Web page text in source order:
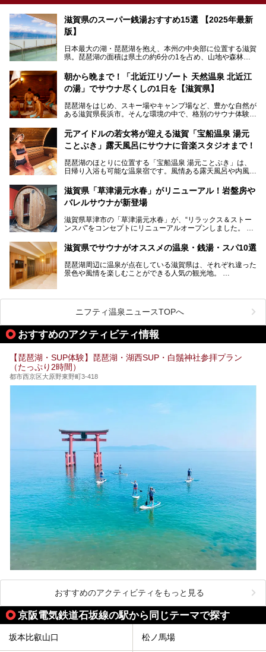
滋賀県のスーパー銭湯おすすめ15選 【2025年最新
版】
日本最大の湖・琵琶湖を抱え、本州の中央部に位置する滋賀
県。琵琶湖の面積は県土の約6分の1を占め、山地や森林部
して栄え、県内には世界遺産の比叡山延暦寺、天守が国宝に
指定されている彦根城、国の特別史跡の安土城跡など、多数
の史跡があります。
琵琶湖の雄大な景色を眺めながら入れる施設もありますよ。
朝から晩まで！「北近江リゾート 天然温泉 北近江
の湯」でサウナ尽くしの1日を【滋賀県】
琵琶湖をはじめ、スキー場やキャンプ場など、豊かな自然が
ある滋賀県長浜市。そんな環境の中で、格別のサウナ体験を
今回は、「北近江リゾート 天然温泉 北近江の湯」で朝から
晩まで楽しめる過ごし方をご紹介！ サウナ設備やサウナド
違いなしですよ。
───
この記事は北近江リゾート 天然温泉 北近江の湯のPR記事で
す。
元アイドルの若女将が迎える滋賀「宝船温泉 湯元
ことぶき」露天風呂にサウナに音楽スタジオまで！
琵琶湖のほとりに位置する「宝船温泉 湯元ことぶき」は、
日帰り入浴も可能な温泉宿です。風情ある露天風呂や内風
ープン。湖からそよぐ爽やかな風を感じながらサウナと温泉
が楽しめます。
を打てるのも醍醐味の一つ。そして、若女将はなんと「元ア
イドル」の現役アーティスト。音楽スタジオまで備えたユニ
滋賀県「草津湯元水春」がリニューアル！岩盤房や
バレルサウナが新登場
滋賀県草津市の「草津湯元水春」が、“リラックス＆ストー
ンスパ”をコンセプトにリニューアルオープンしました。
たほか、岩盤房やバレルサウナも新設されました。さらに地
産地消をテーマにしたレストランメニューもパワーアップ。
今回新しくなった「草津湯元水春」の魅力を余すところなく
紹介します。
滋賀県でサウナがオススメの温泉・銭湯・スパ10選
琵琶湖周辺に温泉が点在している滋賀県は、それぞれ違った
景色や風情を楽しむことができる人気の観光地。
旅行やお出かけのついではもちろん、近隣にお住いの方はぜ
ひ気軽に立ち寄ってみてくださいね。
ニフティ温泉ニュースTOPへ
おすすめのアクティビティ情報
【琵琶湖・SUP体験】琵琶湖・湖西SUP・白鬚神社参拝プラン
（たっぷり2時間）
都市西京区大原野東野町3-418
おすすめのアクティビティをもっと見る
京阪電気鉄道石坂線の駅から同じテーマで探す
坂本比叡山口 松ノ馬場